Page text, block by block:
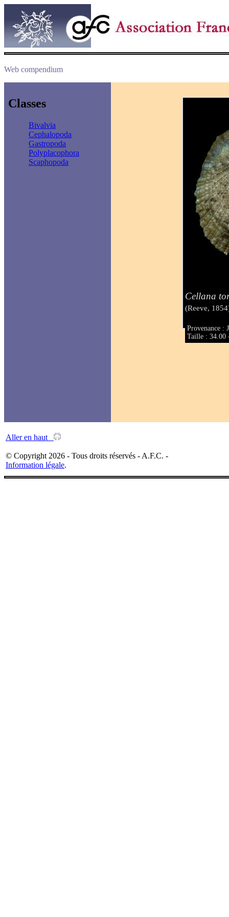
Web compendium
Classes
Bivalvia
Cephalopoda
Gastropoda
Polyplacophora
Scaphopoda
Cellana
(Reeve,
Provenance :
Taille : 34.00
Aller en haut
© Copyright 2026 - Tous droits réservés - A.F.C. -
Information légale.